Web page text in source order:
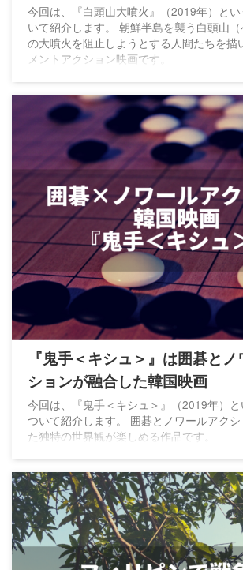
今回は、『白頭山大噴火』（2019年）と
いて紹介します。 朝鮮半島を襲う白頭山（
の大噴火を阻止しようとする人間たちを描
メントアクション映画です。
『鬼手＜キシュ＞』は囲碁と
ションが融合した韓国映画
今回は、『鬼手＜キシュ＞』（2019年）
ついて紹介します。 囲碁とノワールアク
た独特の世界観が楽しめる作品です。